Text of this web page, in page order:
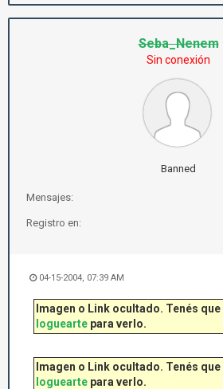
Seba_Nenem
Sin conexión
Banned
Mensajes:
Registro en:
04-15-2004, 07:39 AM
Imagen o Link ocultado. Tenés que
loguearte para verlo.
Imagen o Link ocultado. Tenés que
loguearte para verlo.